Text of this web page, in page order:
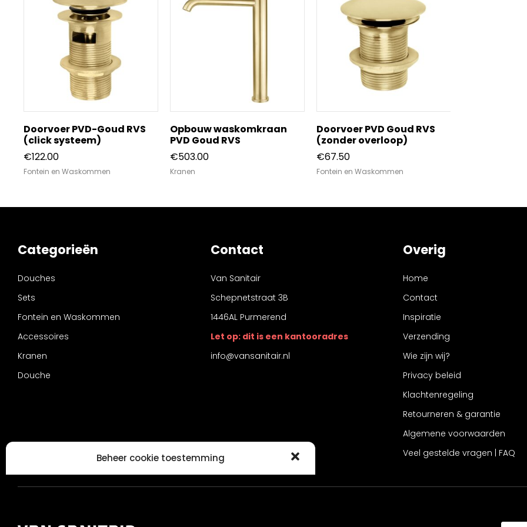
Beheer cookie toestemming
kan dit een nadelige invloed hebben op bepaalde functies en mogelijkheden.
Doorvoer PVD-Goud RVS
(click systeem)
€122.00
Fontein en Waskommen
Opbouw waskomkraan
PVD Goud RVS
€503.00
Kranen
Doorvoer PVD Goud RVS
(zonder overloop)
€67.50
Fontein en Waskommen
Categorieën
Douches
Sets
Fontein en Waskommen
Accessoires
Kranen
Douche
Contact
Van Sanitair
Schepnetstraat 3B
1446AL Purmerend
Let op: dit is een kantooradres
info@vansanitair.nl
Overig
Home
Contact
Inspiratie
Verzending
Wie zijn wij?
Privacy beleid
Klachtenregeling
Retourneren & garantie
Algemene voorwaarden
Veel gestelde vragen | FAQ